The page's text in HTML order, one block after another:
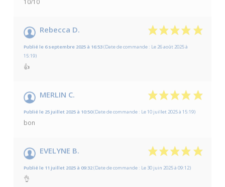
10/10
Rebecca D.
Publié le 6 septembre 2025 à 16:53(Date de commande : Le 26 août 2025 à
15:19)
👍
MERLIN C.
Publié le 25 juillet 2025 à 10:50(Date de commande : Le 10 juillet 2025 à 15:19)
bon
EVELYNE B.
Publié le 11 juillet 2025 à 09:32(Date de commande : Le 30 juin 2025 à 09:12)
👌